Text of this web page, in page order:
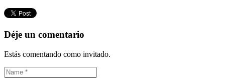
Déje un comentario
Estás comentando como invitado.